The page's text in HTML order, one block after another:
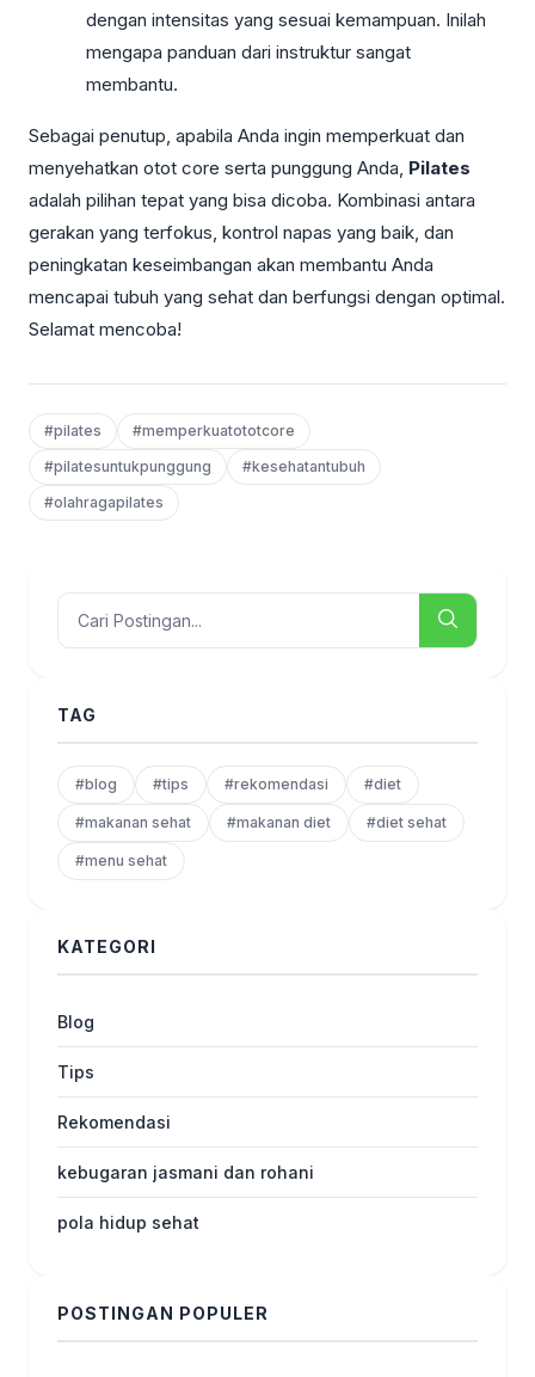
dengan intensitas yang sesuai kemampuan. Inilah
mengapa panduan dari instruktur sangat
membantu.
Sebagai penutup, apabila Anda ingin memperkuat dan
menyehatkan otot core serta punggung Anda, Pilates
adalah pilihan tepat yang bisa dicoba. Kombinasi antara
gerakan yang terfokus, kontrol napas yang baik, dan
peningkatan keseimbangan akan membantu Anda
mencapai tubuh yang sehat dan berfungsi dengan optimal.
Selamat mencoba!
#pilates
#memperkuatototcore
#pilatesuntukpunggung
#kesehatantubuh
#olahragapilates
TAG
#blog #tips #rekomendasi #diet
#makanan sehat #makanan diet #diet sehat
#menu sehat
KATEGORI
Blog
Tips
Rekomendasi
kebugaran jasmani dan rohani
pola hidup sehat
POSTINGAN POPULER